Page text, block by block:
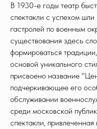
В 1930-е годы театр
спектакли с успехом
гастролей по военным
существования здесь
формироваться
основой уникального
присвоено название
подчеркивающее его
обслуживании
среди московской
спектакли,